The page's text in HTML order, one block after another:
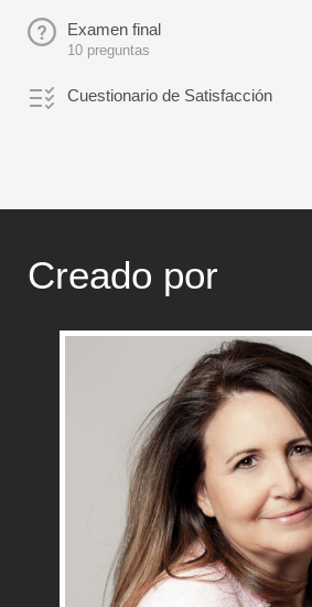
Examen final
10 preguntas
Cuestionario de Satisfacción
Creado por